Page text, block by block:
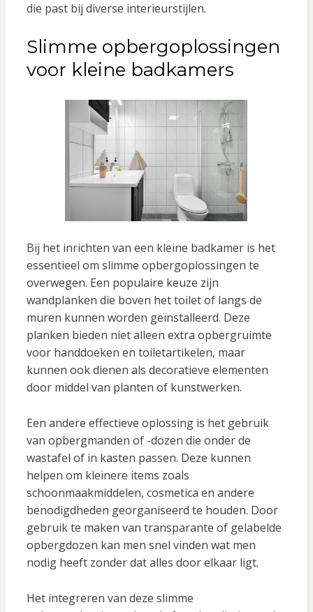
die past bij diverse interieurstijlen.
Slimme opbergoplossingen
voor kleine badkamers
Bij het inrichten van een kleine badkamer is het
essentieel om slimme opbergoplossingen te
overwegen. Een populaire keuze zijn
wandplanken die boven het toilet of langs de
muren kunnen worden geïnstalleerd. Deze
planken bieden niet alleen extra opbergruimte
voor handdoeken en toiletartikelen, maar
kunnen ook dienen als decoratieve elementen
door middel van planten of kunstwerken.
Een andere effectieve oplossing is het gebruik
van opbergmanden of -dozen die onder de
wastafel of in kasten passen. Deze kunnen
helpen om kleinere items zoals
schoonmaakmiddelen, cosmetica en andere
benodigdheden georganiseerd te houden. Door
gebruik te maken van transparante of gelabelde
opbergdozen kan men snel vinden wat men
nodig heeft zonder dat alles door elkaar ligt.
Het integreren van deze slimme